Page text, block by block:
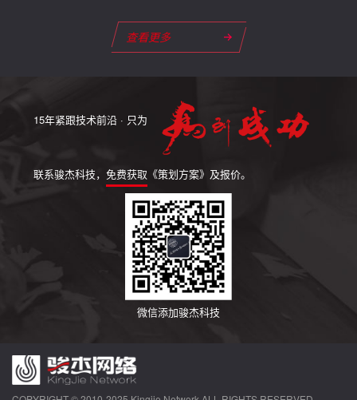
查看更多
15年紧跟技术前沿 · 只为
联系骏杰科技， 免费获取 《策划方案》及报价。
微信添加骏杰科技